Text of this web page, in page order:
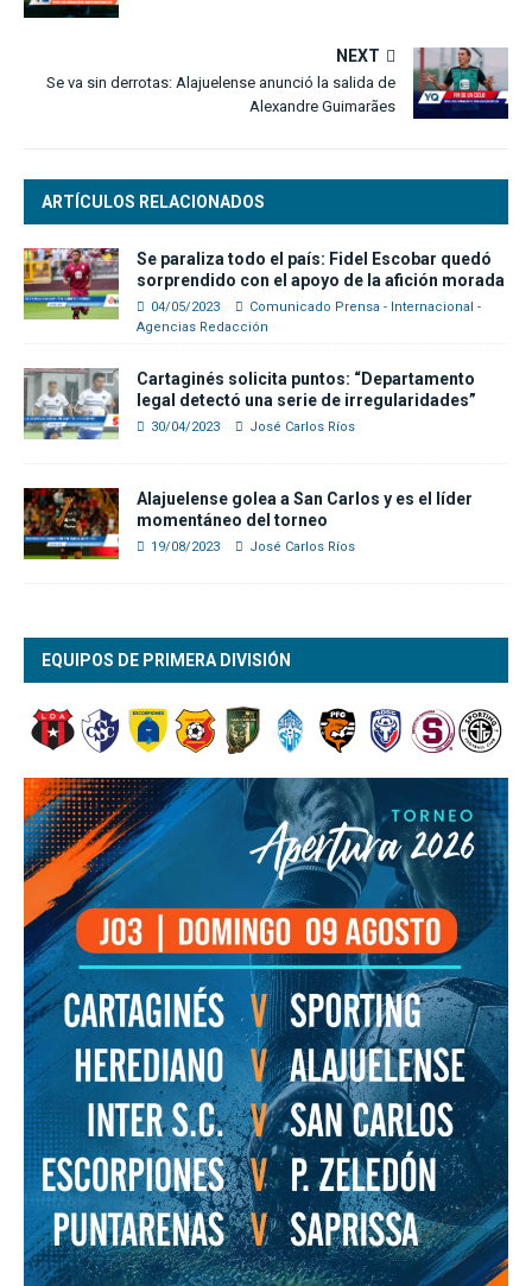
NEXT
Se va sin derrotas: Alajuelense anunció la salida de
Alexandre Guimarães
ARTÍCULOS RELACIONADOS
Se paraliza todo el país: Fidel Escobar quedó
sorprendido con el apoyo de la afición morada
04/05/2023
Comunicado Prensa - Internacional -
Agencias Redacción
Cartaginés solicita puntos: “Departamento
legal detectó una serie de irregularidades”
30/04/2023 José Carlos Ríos
Alajuelense golea a San Carlos y es el líder
momentáneo del torneo
19/08/2023 José Carlos Ríos
EQUIPOS DE PRIMERA DIVISIÓN